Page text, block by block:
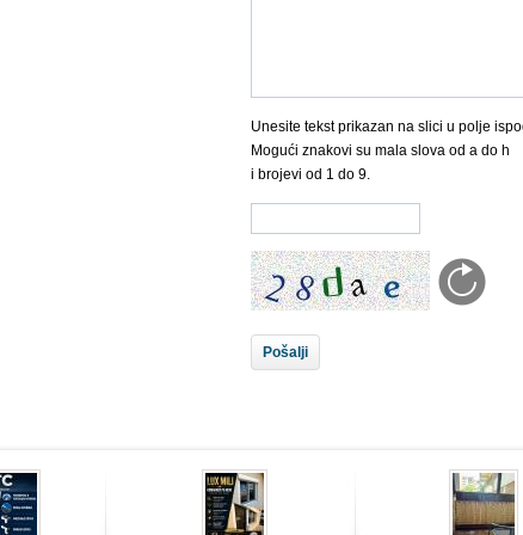
Unesite tekst prikazan na slici u polje
Mogući znakovi su mala slova od a do h
i brojevi od 1 do 9.